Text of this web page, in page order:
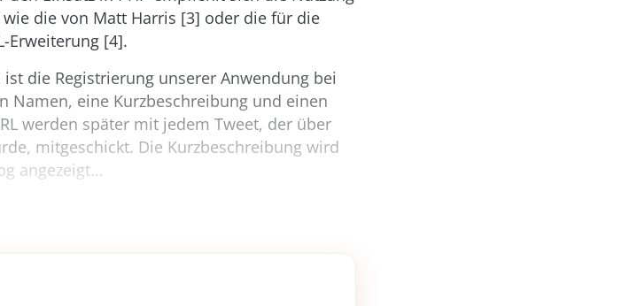
die von Matt Harris [3] oder die für die
Erweiterung [4].
die Registrierung unserer Anwendung bei
Namen, eine Kurzbeschreibung und einen
werden später mit jedem Tweet, der über
mitgeschickt. Die Kurzbeschreibung wird
angezeigt...